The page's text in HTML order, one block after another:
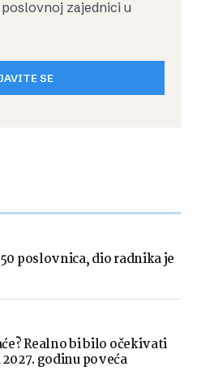
zajednici u
SE
poslovnica, dio radnika je
Realno bi bilo očekivati
godinu poveća